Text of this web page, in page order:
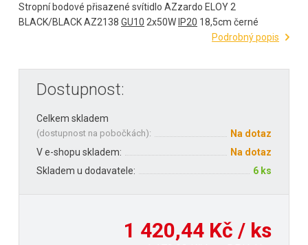
Stropní bodové přisazené svítidlo AZzardo ELOY 2
BLACK/BLACK AZ2138 GU10 2x50W IP20 18,5cm černé
Podrobný popis
Dostupnost:
Celkem skladem
(dostupnost na pobočkách):
Na dotaz
V e-shopu skladem:
Na dotaz
Skladem u dodavatele:
6 ks
1 420,44 Kč / ks